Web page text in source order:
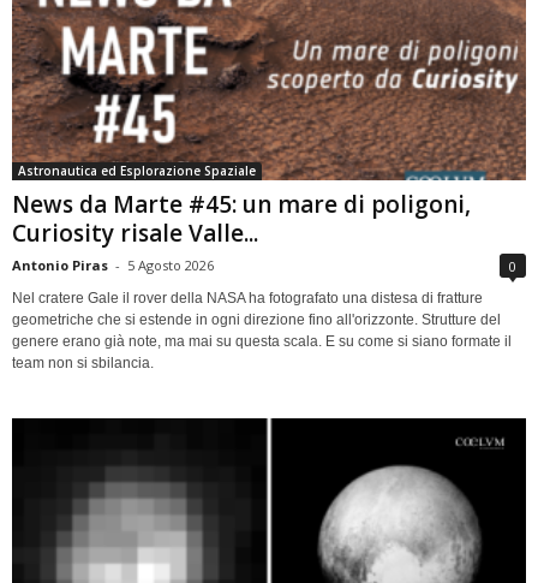
Astronautica ed Esplorazione Spaziale
News da Marte #45: un mare di poligoni,
Curiosity risale Valle...
Antonio Piras - 5 Agosto 2026 0
Nel cratere Gale il rover della NASA ha fotografato una distesa di fratture
geometriche che si estende in ogni direzione fino all'orizzonte. Strutture del
genere erano già note, ma mai su questa scala. E su come si siano formate il
team non si sbilancia.